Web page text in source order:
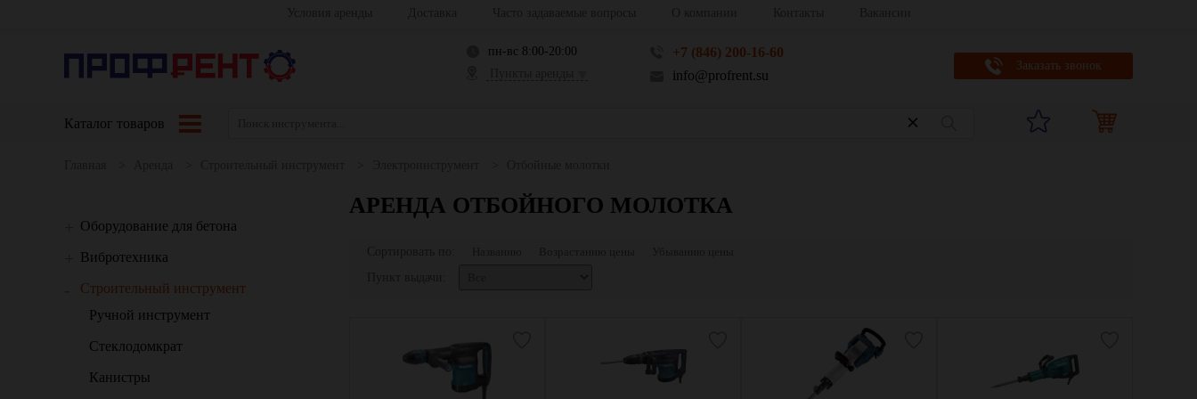
пн-вс 8:00-20:00
+7 (846) 200-16-60
info@profrent.su
Заказать звонок
Каталог товаров
Оборудование для бетона
Вибротехника
Строительный инструмент
Ручной инструмент
Стеклодомкрат
Канистры
АРЕНДА ОТБОЙНОГО МОЛОТКА